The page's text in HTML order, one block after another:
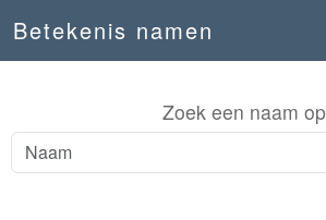
Betekenis namen
Zoek een naam op